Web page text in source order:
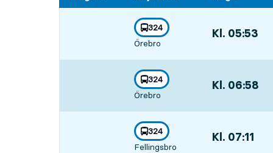
linje
324
mot
Örebro
, Kl. 05:53
linje
324
mot
Örebro
, Kl. 06:58,
linje
324
mot
Fellingsbro
, Kl. 07:11